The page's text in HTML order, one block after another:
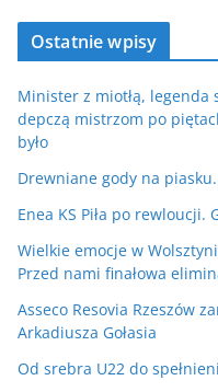
Ostatnie wpisy
Minister z miotłą,
depczą mistrzom po
było
Drewniane gody na
Enea KS Piła po rewloucji.
Wielkie emocje w
Przed nami finałowa
Asseco Resovia Rzeszów
Arkadiusza Gołasia
Od srebra U22 do